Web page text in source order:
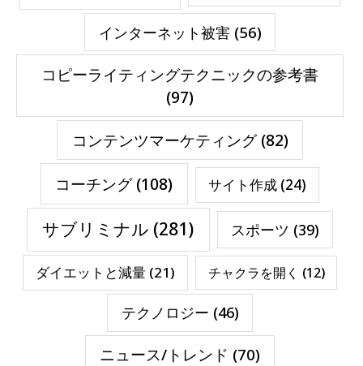
インターネット被害(56)
コピーライティングテクニックの参考書
(97)
コンテンツマーケティング(82)
コーチング(108) サイト作成 (24)
サブリミナル (281) スポーツ (39)
ダイエットと減量 (21) チャクラを開く (12)
テクノロジー (46)
ニュース/トレンド (70)